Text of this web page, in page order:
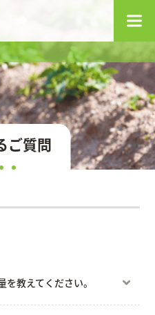
ご質問
教えてください。